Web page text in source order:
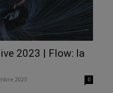
2023 | Flow: la
2023 0